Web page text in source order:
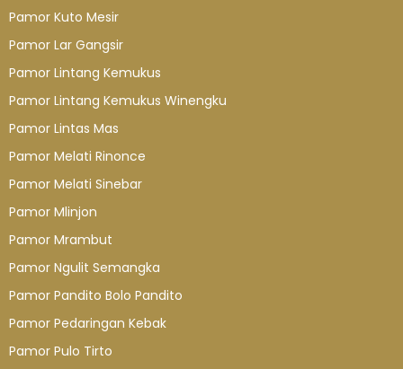
Pamor Kuto Mesir
Pamor Lar Gangsir
Pamor Lintang Kemukus
Pamor Lintang Kemukus Winengku
Pamor Lintas Mas
Pamor Melati Rinonce
Pamor Melati Sinebar
Pamor Mlinjon
Pamor Mrambut
Pamor Ngulit Semangka
Pamor Pandito Bolo Pandito
Pamor Pedaringan Kebak
Pamor Pulo Tirto